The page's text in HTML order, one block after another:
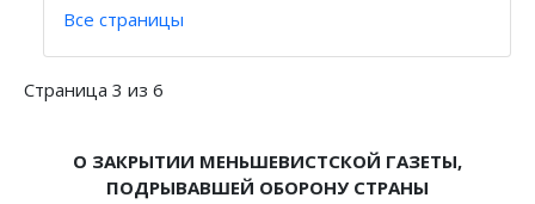
Все страницы
Страница 3 из 6
О ЗАКРЫТИИ МЕНЬШЕВИСТСКОЙ ГАЗЕТЫ,
ПОДРЫВАВШЕЙ ОБОРОНУ СТРАНЫ